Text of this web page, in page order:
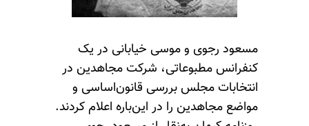
مسعود رجوی و موسی خیابانی در یک
کنفرانس مطبوعاتی، شرکت مجاهدین در
انتخابات مجلس بررسی قانون‌اساسی و
مواضع مجاهدین را در این‌باره اعلام کردند.